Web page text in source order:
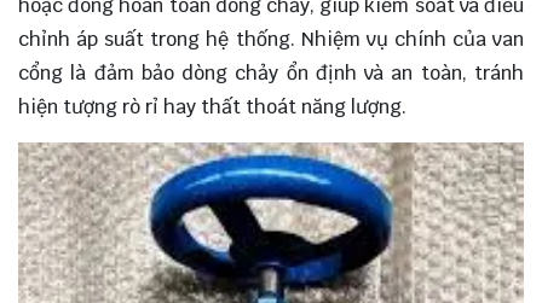
hoặc đóng hoàn toàn dòng chảy, giúp kiểm soát và điều
chỉnh áp suất trong hệ thống. Nhiệm vụ chính của van
cổng là đảm bảo dòng chảy ổn định và an toàn, tránh
hiện tượng rò rỉ hay thất thoát năng lượng.